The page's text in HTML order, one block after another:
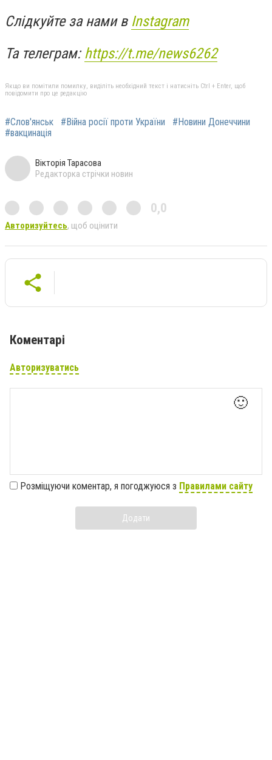
Слідкуйте за нами в Instagram
Та телеграм:https://t.me/news6262
Якщо ви помітили помилку, виділіть необхідний текст і натисніть Ctrl + Enter, щоб
повідомити про це редакцію
#Слов'янськ #Війна росії проти України
#Новини Донеччини
#вакцинація
Вікторія Тарасова
Редакторка стрічки новин
0,0
Авторизуйтесь, щоб оцінити
Коментарі
Авторизуватись
🙂
Розміщуючи коментар, я погоджуюся з Правилами сайту
Додати